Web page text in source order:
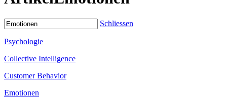
Schliessen
Psychologie
Collective Intelligence
Customer Behavior
Emotionen